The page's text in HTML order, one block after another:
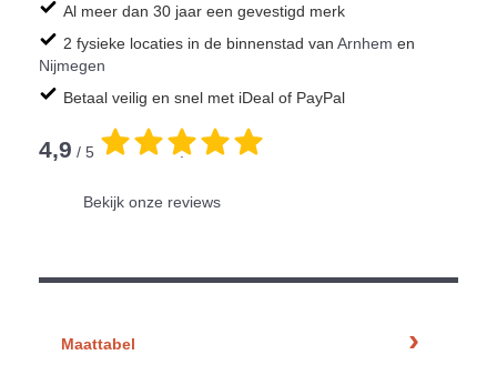
Al meer dan 30 jaar een gevestigd merk
2 fysieke locaties in de binnenstad van Arnhem en
Nijmegen
Betaal veilig en snel met iDeal of PayPal
4,9 / 5 .
Bekijk onze reviews
Maattabel